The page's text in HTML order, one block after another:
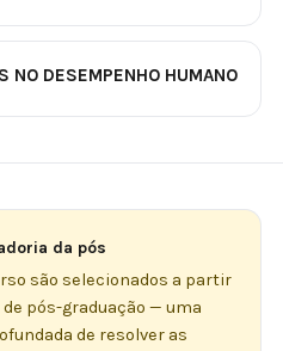
NO DESEMPENHO HUMANO
da pós
são selecionados a partir
pós-graduação — uma
de resolver as